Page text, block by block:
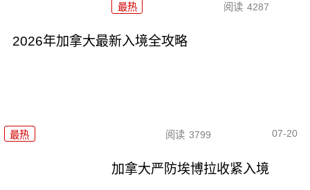
最热 阅读 4287
2026年加拿大最新入境全攻略
最热 阅读 3799 07-20
加拿大严防埃博拉收紧入境